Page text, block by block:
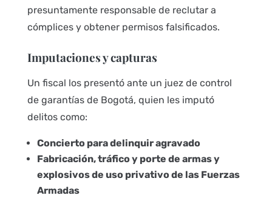
presuntamente responsable de reclutar a
cómplices y obtener permisos falsificados.
Imputaciones y capturas
Un fiscal los presentó ante un juez de control
de garantías de Bogotá, quien les imputó
delitos como:
Concierto para delinquir agravado
Fabricación, tráfico y porte de armas y
explosivos de uso privativo de las Fuerzas
Armadas